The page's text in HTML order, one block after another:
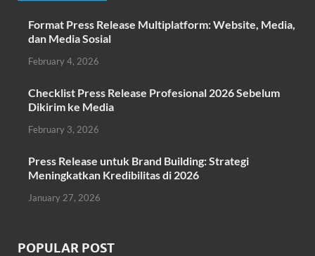
Format Press Release Multiplatform: Website, Media,
dan Media Sosial
February 4, 2026
Checklist Press Release Profesional 2026 Sebelum
Dikirim ke Media
February 3, 2026
Press Release untuk Brand Building: Strategi
Meningkatkan Kredibilitas di 2026
January 27, 2026
POPULAR POST